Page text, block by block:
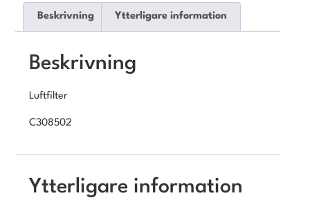
Beskrivning Ytterligare information
Beskrivning
Luftfilter
C308502
Ytterligare information